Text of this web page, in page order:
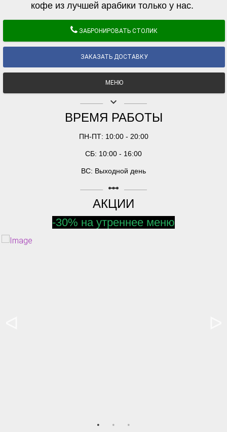
кофе из лучшей арабики только у нас.
ЗАБРОНИРОВАТЬ СТОЛИК
ЗАКАЗАТЬ ДОСТАВКУ
МЕНЮ
keyboard_arrow_down
ВРЕМЯ РАБОТЫ
ПН-ПТ: 10:00 - 20:00
СБ: 10:00 - 16:00
ВС: Выходной день
linear_scale
АКЦИИ
-30% на утреннее меню